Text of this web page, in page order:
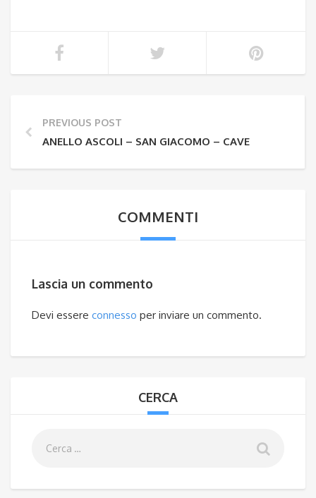
PREVIOUS POST
ANELLO ASCOLI – SAN GIACOMO – CAVE
COMMENTI
Lascia un commento
Devi essere connesso per inviare un commento.
CERCA